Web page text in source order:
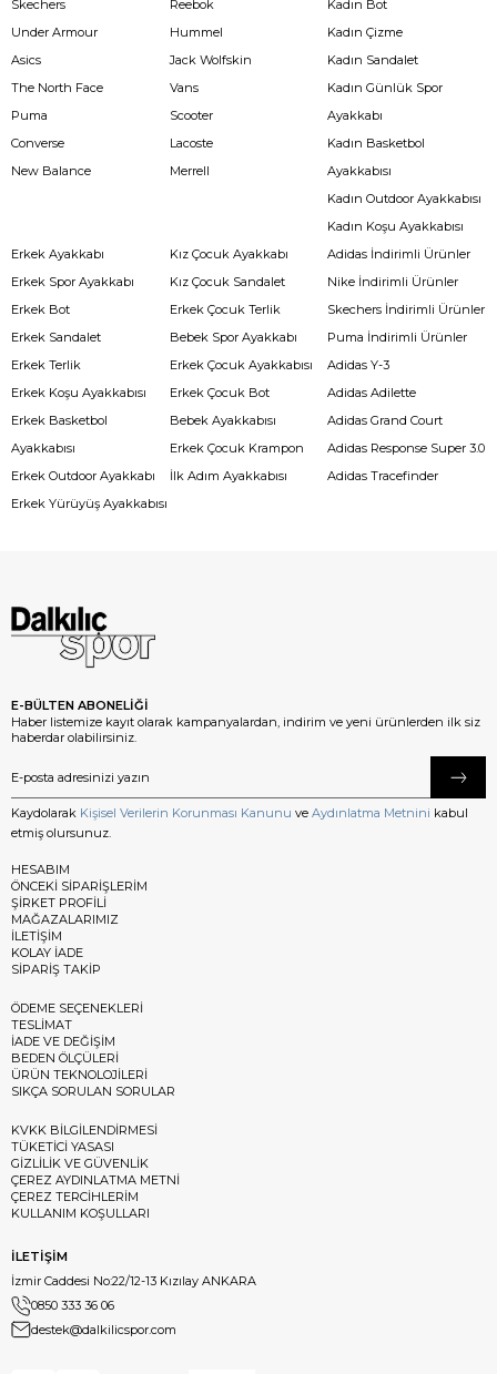
Skechers
Under Armour
Asics
The North Face
Puma
Converse
New Balance
Reebok
Hummel
Jack Wolfskin
Vans
Scooter
Lacoste
Merrell
Kadın Bot
Kadın Çizme
Kadın Sandalet
Kadın Günlük Spor
Ayakkabı
Kadın Basketbol
Ayakkabısı
Kadın Outdoor Ayakkabısı
Kadın Koşu Ayakkabısı
Erkek Ayakkabı
Erkek Spor Ayakkabı
Erkek Bot
Erkek Sandalet
Erkek Terlik
Erkek Koşu Ayakkabısı
Erkek Basketbol
Ayakkabısı
Erkek Outdoor Ayakkabı
Erkek Yürüyüş Ayakkabısı
Kız Çocuk Ayakkabı
Kız Çocuk Sandalet
Erkek Çocuk Terlik
Bebek Spor Ayakkabı
Erkek Çocuk Ayakkabısı
Erkek Çocuk Bot
Bebek Ayakkabısı
Erkek Çocuk Krampon
İlk Adım Ayakkabısı
Adidas İndirimli Ürünler
Nike İndirimli Ürünler
Skechers İndirimli Ürünler
Puma İndirimli Ürünler
Adidas Y-3
Adidas Adilette
Adidas Grand Court
Adidas Response Super 3.0
Adidas Tracefinder
E-BÜLTEN ABONELİĞİ
Haber listemize kayıt olarak kampanyalardan, indirim ve yeni ürünlerden ilk siz
haberdar olabilirsiniz.
Kaydolarak Kişisel Verilerin Korunması Kanunu ve Aydınlatma Metnini kabul
etmiş olursunuz.
HESABIM
ÖNCEKİ SİPARİŞLERİM
ŞİRKET PROFİLİ
MAĞAZALARIMIZ
İLETİŞİM
KOLAY İADE
SİPARİŞ TAKİP
ÖDEME SEÇENEKLERİ
TESLİMAT
İADE VE DEĞİŞİM
BEDEN ÖLÇÜLERİ
ÜRÜN TEKNOLOJİLERİ
SIKÇA SORULAN SORULAR
KVKK BİLGİLENDİRMESİ
TÜKETİCİ YASASI
GİZLİLİK VE GÜVENLİK
ÇEREZ AYDINLATMA METNİ
ÇEREZ TERCİHLERİM
KULLANIM KOŞULLARI
İLETİŞİM
İzmir Caddesi No:22/12-13 Kızılay ANKARA
0850 333 36 06
destek@dalkilicspor.com